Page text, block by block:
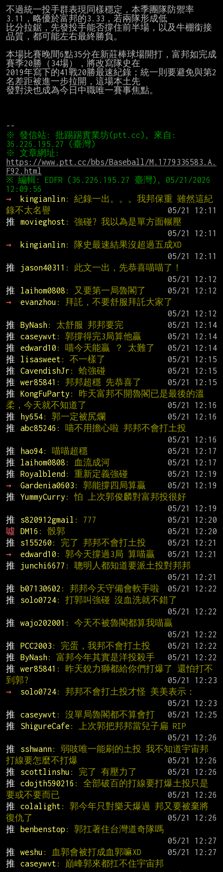
不過統一投手群表現同樣穩定，本季團隊防禦率
3.11，略優於富邦的3.33，若兩隊形成低
比分拉鋸，先發投手能否撐住前半場，以及牛棚銜接
品質，都可能左右最終勝負。
本場比賽晚間6點35分在新莊棒球場開打，富邦如完成
賽季20勝（34場），將改寫隊史在
2019年寫下的41戰20勝最速紀錄；統一則要避免與第2
名差距被進一步拉開，這場本土先
發對決也成為今日中職唯一賽事焦點。
※ 發信站: 批踢踢實業坊(ptt.cc), 來自:
https://www.ptt.cc/bbs/Baseball/M.1779336583.A.
F92.html
※ 編輯: EDFR (36.226.195.27 臺灣), 05/21/2026
→
kingianlin: 紀錄一出。。。我邦保重 雖然這紀
錄不太名譽
推
movieghost : 強碰? 我以為是單方面輾壓
→
kingianlin: 隊史最速結果沒超過五成XD
推
jason40311 : 此文一出，先恭喜喵喵了！
推
laihom0808 : 又要第一局魯閣了
→
evanzhou : 拜託，不要舒服拜託大家了
推
ByNash: 太舒服 邦邦要完
推
caseywvt : 郭撐得完3局算他贏
推
edward10 : 喵今天能贏 ？ 太難了
推
lisasweet : 不一樣了
推
CavendishJr : 蛤強碰
推
wer85841 : 邦邦超穩 先恭喜了
推
KongFuParty : 昨天富邦不開魯閣已是最後的溫
柔，今天就不知道了
推
hy654: 郭一定被尻爛
推
abc85246 : 喵不用擔心啦 邦邦不會打土投
推
hao94: 喵喵超穩
推
laihom0808 : 血流成河
推
Royalblend : 重新定義強碰
→
Gardenia0603 : 郭能撐四局算贏
推
YummyCurry : 怕 上次郭俊麟對富邦投很好
推
s820912gmail : 777
噓
DM16 : 骰郭
推
s155260 : 完了 邦邦不會打土投
→
edward10 : 郭今天撐過3局 算喵贏
推
junchi6677 : 聰明人都知道要派土投對邦邦
推
b07130602 : 邦邦今天守備會軟手啦
推
solo0724: 打郭叫強碰 沒血洗就不錯了
推
wajo202001 : 今天不被魯閣都算我喵贏
推
PCC2003 : 完蛋，我邦不會打土投
推
ByNash: 富邦今年其實是洋投殺手
推
wer85841 : 昨天銳力獅都給你們打爆了 還怕打不
到郭?
→
solo0724: 邦邦不會打土投才怪 美美表示：
推
caseywvt : 沒單局魯閣都不算會打
推
ShigureCafe : 上次郭把邦邦當兒子扁 RIP
推
sshwann: 弱吱唯一能刷的土投 我不知道宇宙邦
打線要怎麼不打爆
推
scottlinshu : 完了 有壓力了
推
cdojth590216 : 全部破百的打線要打爆土投只是
要或不要而已
推
colalight : 郭今年只對樂天爆過 邦又要被棄將
復仇了
推
benbenstop : 郭扛著住台灣道奇隊嗎
推
weshu : 血郭會被打成血郭嘛XD
推
caseywvt : 巔峰郭來都扛不住宇宙邦